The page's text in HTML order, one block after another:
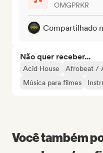
OMGPRKR
Compartilhado
Não quer receber...
Acid House Afrobeat /
Música para filmes
Você também